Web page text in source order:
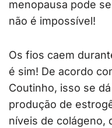
menopausa pode
não é impossível!
Os fios caem
é sim! De acordo
Coutinho, isso se
produção de
níveis de colágeno,